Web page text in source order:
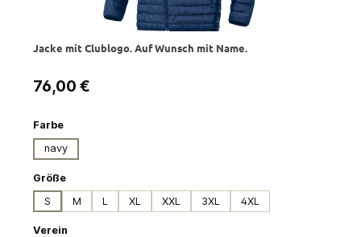
Jacke mit Clublogo. Auf Wunsch mit Name.
Regulärer Preis:
76,00 €
Farbeauswählen
navy
Größeauswählen
S
M L XL XXL 3XL 4XL
Verein